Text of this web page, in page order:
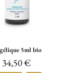
5ml bio
34,50€